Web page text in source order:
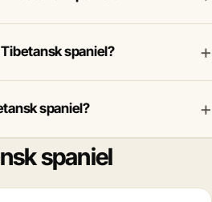
spaniel? +
spaniel? +
spaniel